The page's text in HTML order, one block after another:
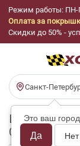
Режим работы: ПН-
Оплата за
Скидки до 50% -
Санкт-
Это ваш
Да Нет
Шины бу
0/70-100pct